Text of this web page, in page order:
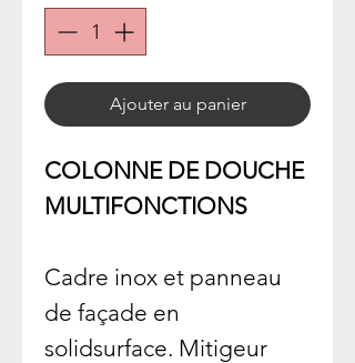
Ajouter au panier
COLONNE DE DOUCHE
MULTIFONCTIONS
Cadre inox et panneau
de façade en
solidsurface. Mitigeur